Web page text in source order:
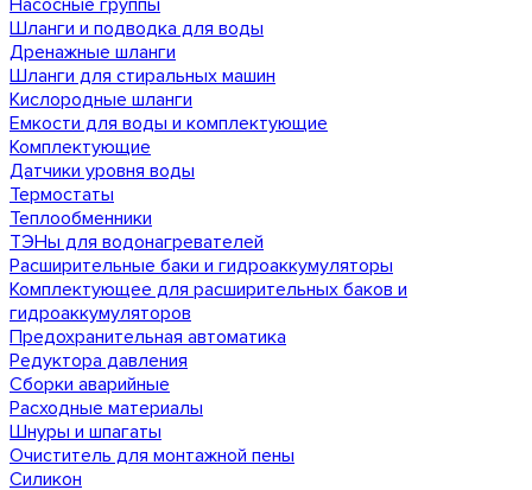
Насосные группы
Шланги и подводка для воды
Дренажные шланги
Шланги для стиральных машин
Кислородные шланги
Емкости для воды и комплектующие
Комплектующие
Датчики уровня воды
Термостаты
Теплообменники
ТЭНы для водонагревателей
Расширительные баки и гидроаккумуляторы
Комплектующее для расширительных баков и
гидроаккумуляторов
Предохранительная автоматика
Редуктора давления
Сборки аварийные
Расходные материалы
Шнуры и шпагаты
Очиститель для монтажной пены
Силикон